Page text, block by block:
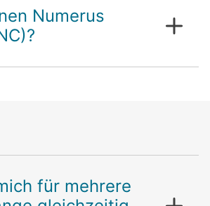
Numerus
für mehrere